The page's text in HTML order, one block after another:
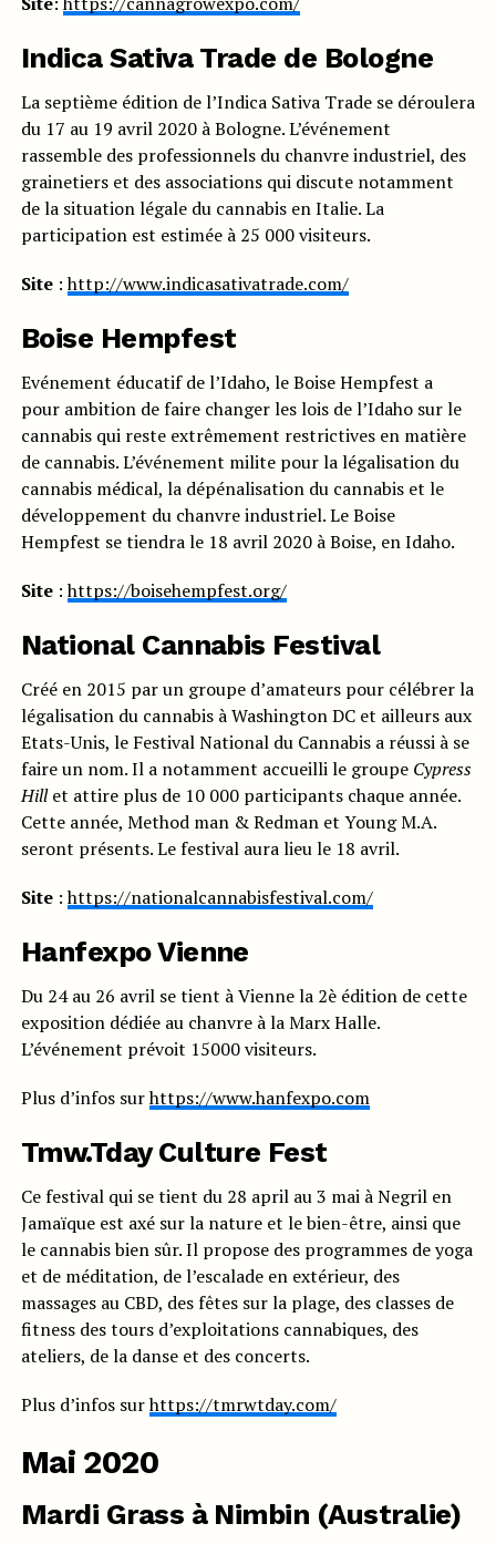
Indica Sativa Trade de Bologne
La septième édition de l’Indica Sativa Trade se déroulera
du 17 au 19 avril 2020 à Bologne. L’événement
rassemble des professionnels du chanvre industriel, des
grainetiers et des associations qui discute notamment
de la situation légale du cannabis en Italie. La
participation est estimée à 25 000 visiteurs.
Site:http://www.indicasativatrade.com/
Boise Hempfest
Evénement éducatif de l’Idaho, le Boise Hempfest a
pour ambition de faire changer les lois de l’Idaho sur le
cannabis qui reste extrêmement restrictives en matière
de cannabis. L’événement milite pour la légalisation du
cannabis médical, la dépénalisation du cannabis et le
développement du chanvre industriel. Le Boise
Hempfest se tiendra le 18 avril 2020 à Boise, en Idaho.
Site:https://boisehempfest.org/
National Cannabis Festival
Créé en 2015 par un groupe d’amateurs pour célébrer la
légalisation du cannabis à Washington DC et ailleurs aux
Etats-Unis, le Festival National du Cannabis a réussi à se
faire un nom. Il a notamment accueilli le groupe Cypress
Hillet attire plus de 10 000 participants chaque année.
Cette année, Method man & Redman et Young M.A.
seront présents. Le festival aura lieu le 18 avril.
Site :https://nationalcannabisfestival.com/
Hanfexpo Vienne
Du 24 au 26 avril se tient à Vienne la 2è édition de cette
exposition dédiée au chanvre à la Marx Halle.
L’événement prévoit 15000 visiteurs.
Plus d’infos surhttps://www.hanfexpo.com
Tmw.Tday Culture Fest
Ce festival qui se tient du 28 april au 3 mai à Negril en
Jamaïque est axé sur la nature et le bien-être, ainsi que
le cannabis bien sûr. Il propose des programmes de yoga
et de méditation, de l’escalade en extérieur, des
massages au CBD, des fêtes sur la plage, des classes de
fitness des tours d’exploitations cannabiques, des
ateliers, de la danse et des concerts.
Plus d’infos surhttps://tmrwtday.com/
Mai 2020
Mardi Grass à Nimbin (Australie)